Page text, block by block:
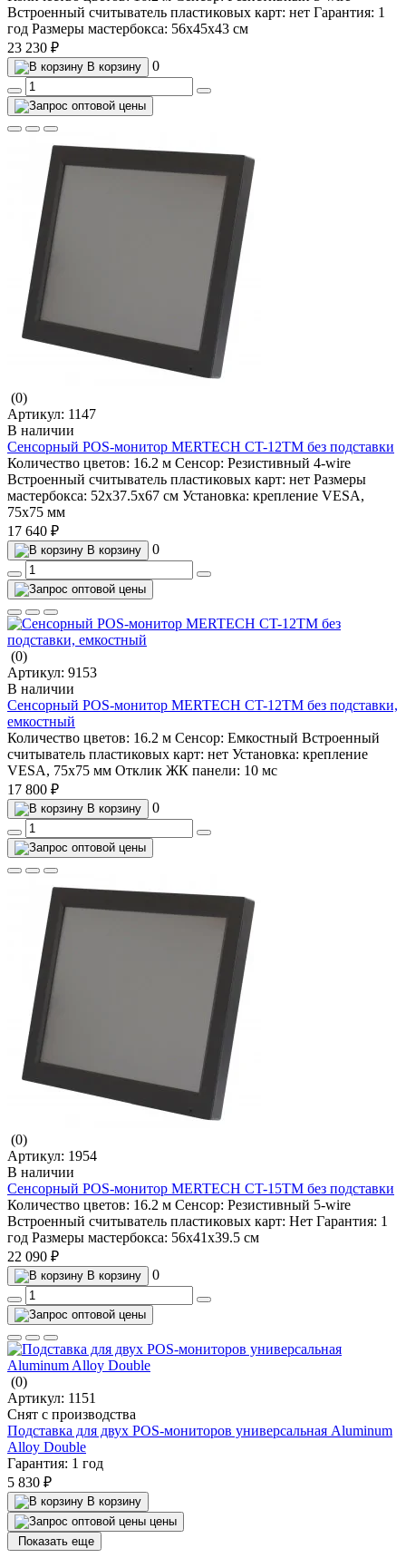
Встроенный считыватель пластиковых карт: нет Гарантия: 1
год Размеры мастербокса: 56х45х43 см
23 230 ₽
В корзину 0
(0)
Артикул: 1147
В наличии
Сенсорный POS-монитор MERTECH CT-12TM без подставки
Количество цветов: 16.2 м Сенсор: Резистивный 4-wire
Встроенный считыватель пластиковых карт: нет Размеры
мастербокса: 52х37.5х67 см Установка: крепление VESA,
75х75 мм
17 640 ₽
В корзину 0
(0)
Артикул: 9153
В наличии
Сенсорный POS-монитор MERTECH CT-12TM без подставки,
емкостный
Количество цветов: 16.2 м Сенсор: Емкостный Встроенный
считыватель пластиковых карт: нет Установка: крепление
VESA, 75х75 мм Отклик ЖК панели: 10 мс
17 800 ₽
В корзину 0
(0)
Артикул: 1954
В наличии
Сенсорный POS-монитор MERTECH CT-15ТM без подставки
Количество цветов: 16.2 м Сенсор: Резистивный 5-wire
Встроенный считыватель пластиковых карт: Нет Гарантия: 1
год Размеры мастербокса: 56х41х39.5 см
22 090 ₽
В корзину 0
(0)
Артикул: 1151
Снят с производства
Подставка для двух POS-мониторов универсальная Aluminum
Alloy Double
Гарантия: 1 год
5 830 ₽
В корзину
цены
Показать еще